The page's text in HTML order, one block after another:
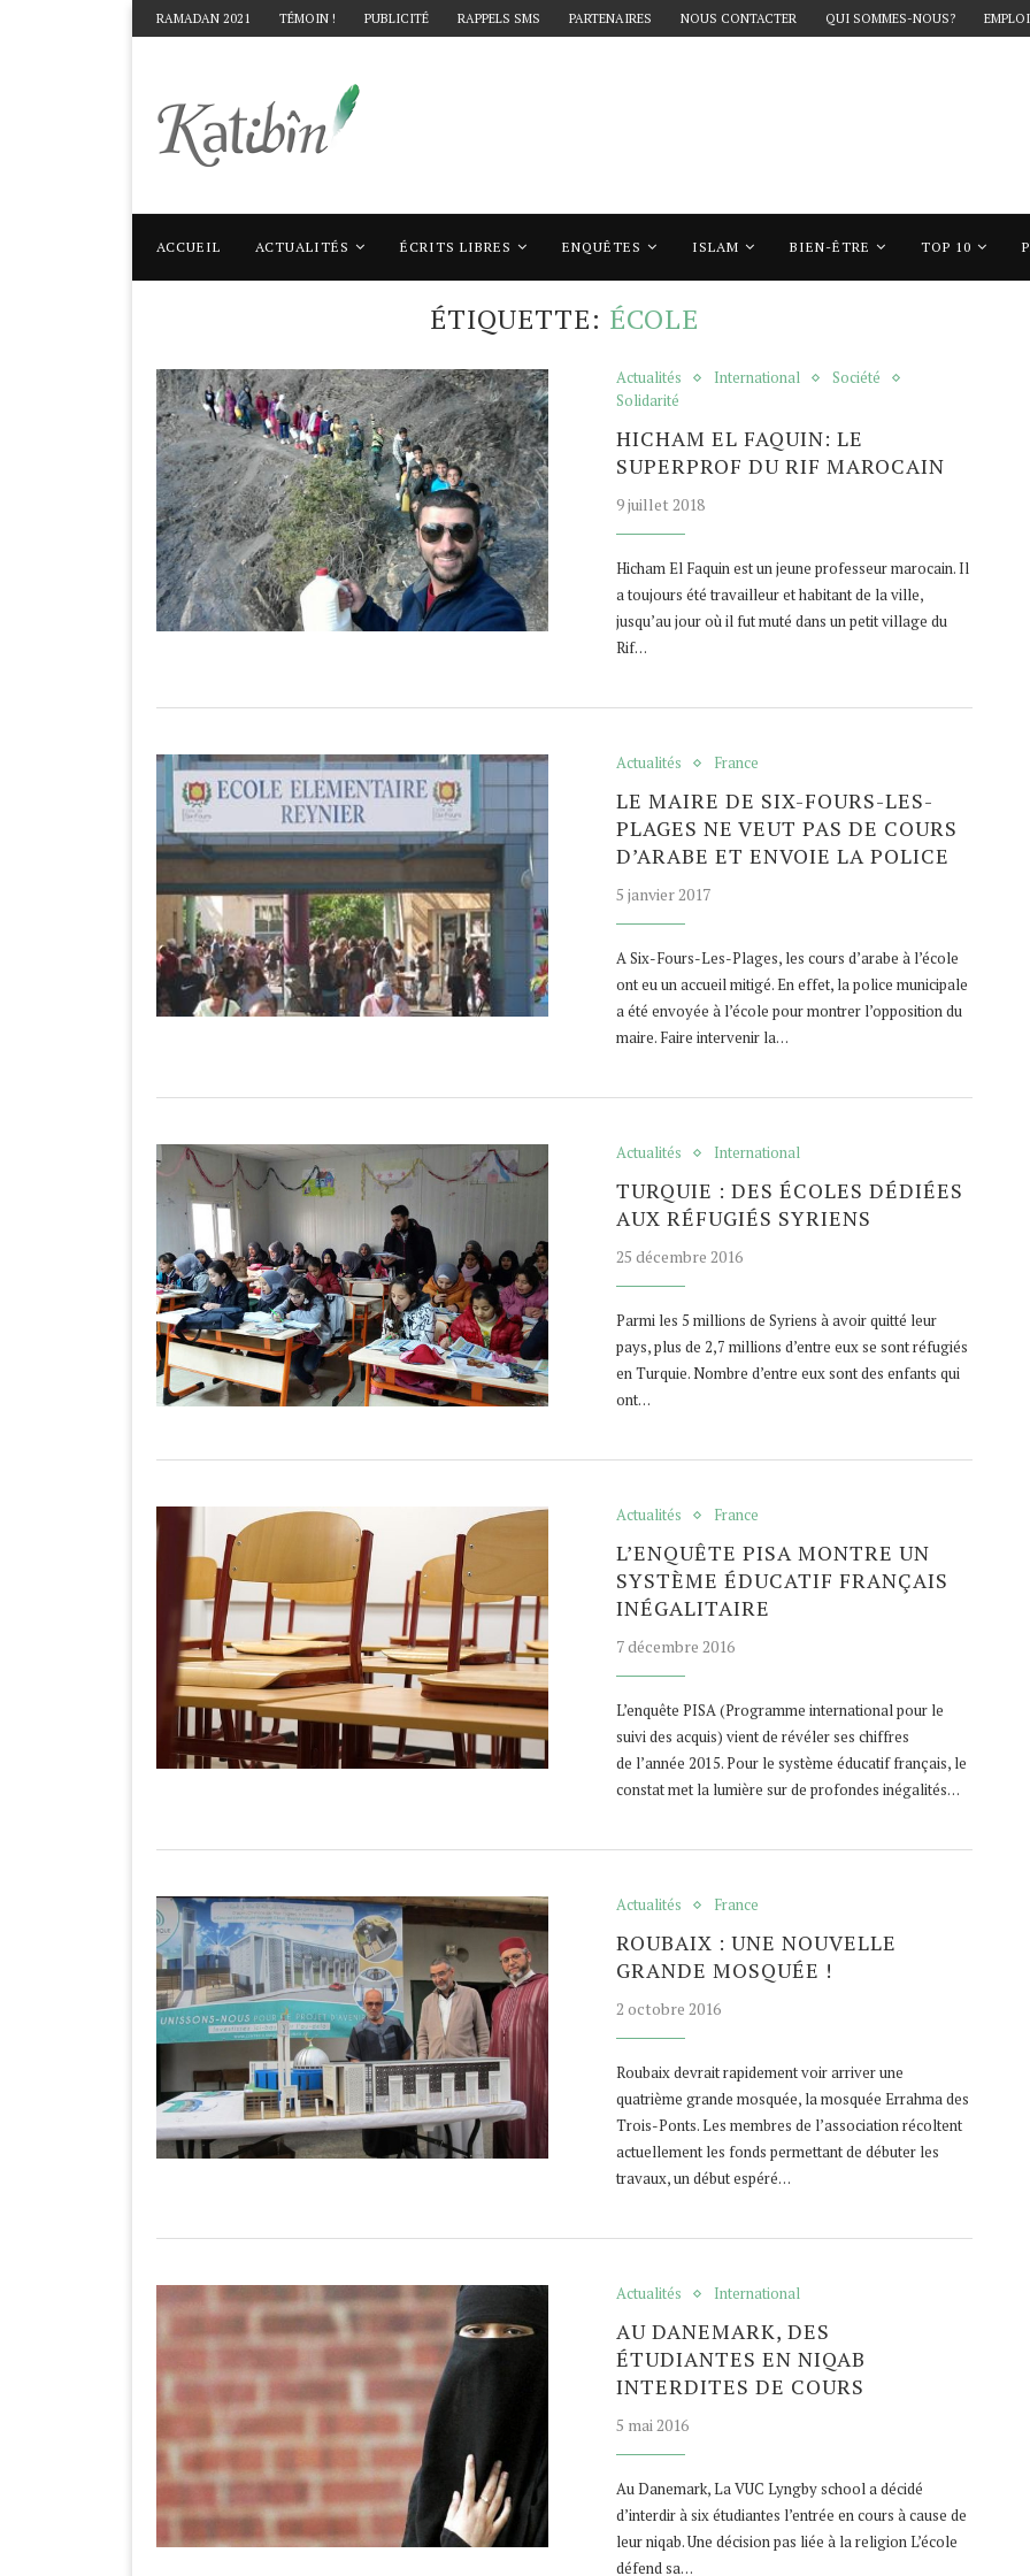
RAMADAN 2021 TÉMOIN ! PUBLICITÉ RAPPELS SMS PARTENAIRES NOUS CONTACTER QUI SOMMES-NOUS? EMPLOI
ACCUEIL ACTUALITÉS ÉCRITS LIBRES ENQUÊTES ISLAM BIEN-ÊTRE TOP 10
Accueil Mots clés Articles taggés avec "école"
ÉTIQUETTE: ÉCOLE
Actualités International
Société
Solidarité
HICHAM EL FAQUIN: LE
SUPERPROF DU RIF MAROCAIN
9 juillet 2018
Hicham El Faquin est un jeune professeur marocain. Il
a toujours été travailleur et habitant de la ville,
jusqu’au jour où il fut muté dans un petit village du
Rif…
Actualités France
LE MAIRE DE SIX-FOURS-LES-
PLAGES NE VEUT PAS DE COURS
D’ARABE ET ENVOIE LA POLICE
5 janvier 2017
A Six-Fours-Les-Plages, les cours d’arabe à l’école
ont eu un accueil mitigé. En effet, la police municipale
a été envoyée à l’école pour montrer l’opposition du
maire. Faire intervenir la…
Actualités International
TURQUIE : DES ÉCOLES DÉDIÉES
AUX RÉFUGIÉS SYRIENS
25 décembre 2016
Parmi les 5 millions de Syriens à avoir quitté leur
pays, plus de 2,7 millions d’entre eux se sont réfugiés
en Turquie. Nombre d’entre eux sont des enfants qui
ont…
Actualités France
L’ENQUÊTE PISA MONTRE UN
SYSTÈME ÉDUCATIF FRANÇAIS
INÉGALITAIRE
7 décembre 2016
L’enquête PISA (Programme international pour le
suivi des acquis) vient de révéler ses chiffres
de l’année 2015. Pour le système éducatif français, le
constat met la lumière sur de profondes inégalités…
Actualités France
ROUBAIX : UNE NOUVELLE
GRANDE MOSQUÉE !
2 octobre 2016
Roubaix devrait rapidement voir arriver une
quatrième grande mosquée, la mosquée Errahma des
Trois-Ponts. Les membres de l’association récoltent
actuellement les fonds permettant de débuter les
travaux, un début espéré…
Actualités International
AU DANEMARK, DES
ÉTUDIANTES EN NIQAB
INTERDITES DE COURS
5 mai 2016
Au Danemark, La VUC Lyngby school a décidé
d’interdir à six étudiantes l’entrée en cours à cause de
leur niqab. Une décision pas liée à la religion L’école
défend sa…